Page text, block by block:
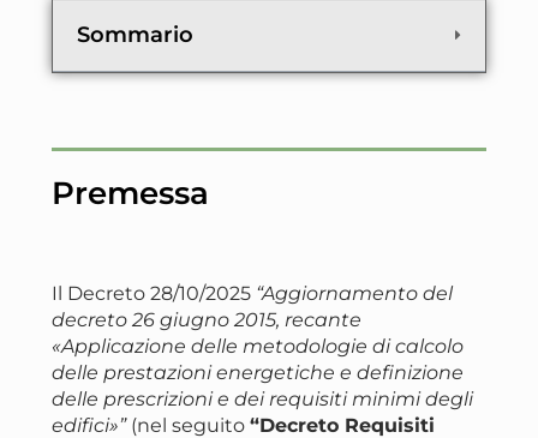
Sommario
Premessa
Il Decreto 28/10/2025 “Aggiornamento del
decreto 26 giugno 2015, recante
«Applicazione delle metodologie di calcolo
delle prestazioni energetiche e definizione
delle prescrizioni e dei requisiti minimi degli
edifici»”(nel seguito “Decreto Requisiti